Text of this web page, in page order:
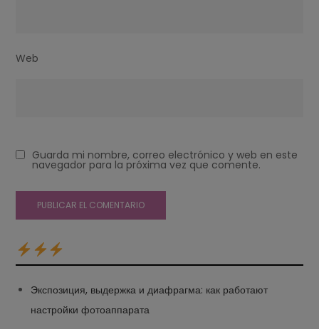
Web
Guarda mi nombre, correo electrónico y web en este
navegador para la próxima vez que comente.
Экспозиция, выдержка и диафрагма: как работают
настройки фотоаппарата